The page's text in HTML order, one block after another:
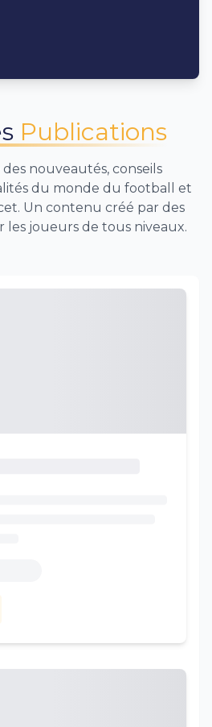
Publications
nouveautés, conseils
du monde du football et
Un contenu créé par des
les joueurs de tous niveaux.